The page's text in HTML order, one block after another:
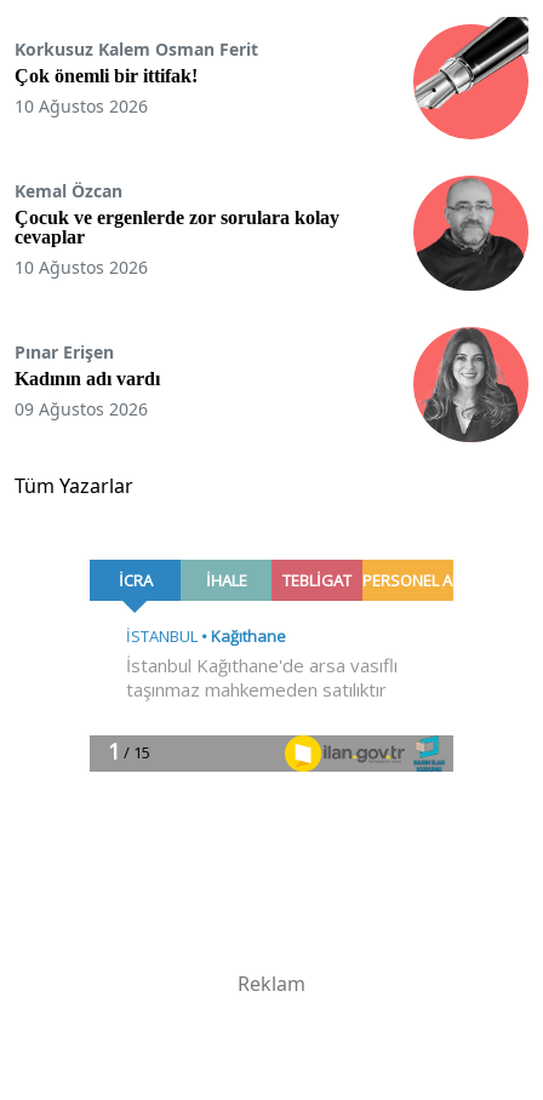
Korkusuz Kalem Osman Ferit
Çok önemli bir ittifak!
10 Ağustos 2026
Kemal Özcan
Çocuk ve ergenlerde zor sorulara kolay
cevaplar
10 Ağustos 2026
Pınar Erişen
Kadının adı vardı
09 Ağustos 2026
Tüm Yazarlar